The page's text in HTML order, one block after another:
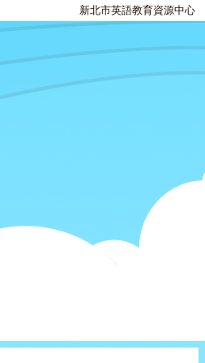
新北市英語教育資源中心